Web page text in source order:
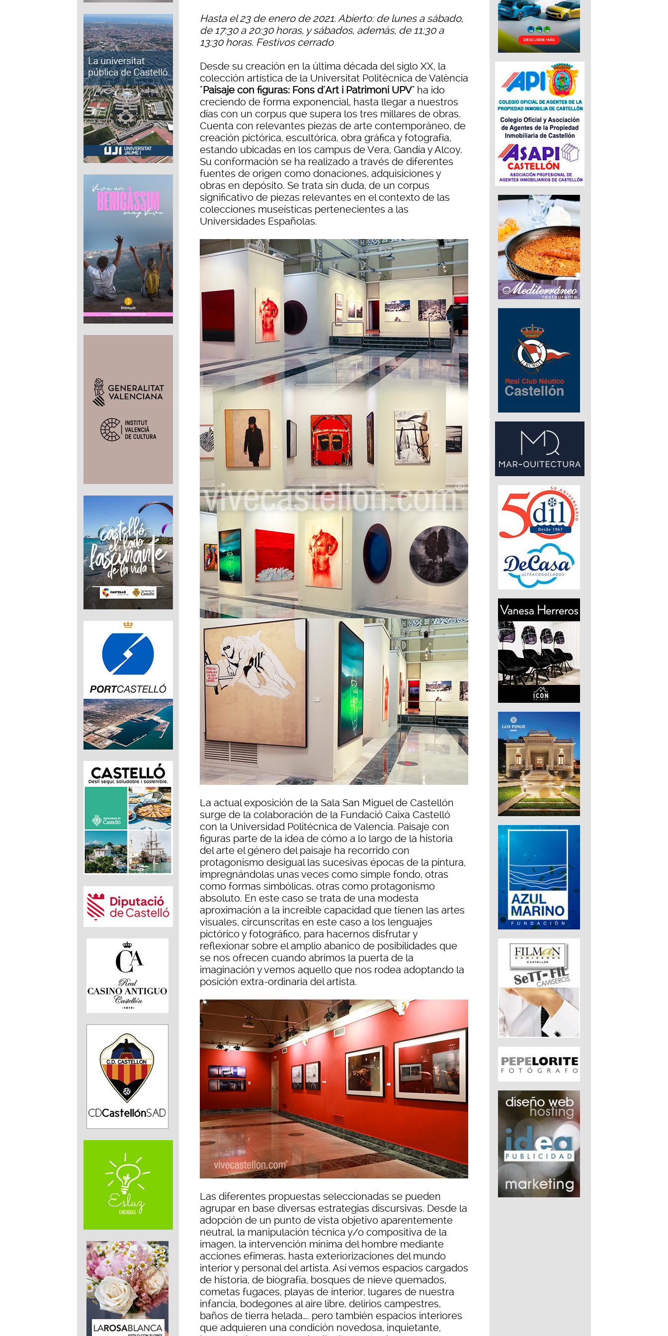
Hasta el 23 de enero de 2021. Abierto: de lunes a sábado,
de 17:30 a 20:30 horas, y sábados, además, de 11:30 a
13:30 horas. Festivos cerrado
Desde su creación en la última década del siglo XX, la
colección artística de la Universitat Politècnica de València
"Paisaje con figuras: Fons d´Art i Patrimoni UPV" ha ido
creciendo de forma exponencial, hasta llegar a nuestros
días con un corpus que supera los tres millares de obras.
Cuenta con relevantes piezas de arte contemporáneo, de
creación pictórica, escultórica, obra gráfica y fotografía,
estando ubicadas en los campus de Vera, Gandía y Alcoy.
Su conformación se ha realizado a través de diferentes
fuentes de origen como donaciones, adquisiciones y
obras en depósito. Se trata sin duda, de un corpus
significativo de piezas relevantes en el contexto de las
colecciones museísticas pertenecientes a las
Universidades Españolas.
La actual exposición de la Sala San Miguel de Castellón
surge de la colaboración de la Fundació Caixa Castelló
con la Universidad Politécnica de Valencia. Paisaje con
figuras parte de la idea de cómo a lo largo de la historia
del arte el género del paisaje ha recorrido con
protagonismo desigual las sucesivas épocas de la pintura,
impregnándolas unas veces como simple fondo, otras
como formas simbólicas, otras como protagonismo
absoluto. En este caso se trata de una modesta
aproximación a la increíble capacidad que tienen las artes
visuales, circunscritas en este caso a los lenguajes
pictórico y fotográfico, para hacernos disfrutar y
reflexionar sobre el amplio abanico de posibilidades que
se nos ofrecen cuando abrimos la puerta de la
imaginación y vemos aquello que nos rodea adoptando la
posición extra-ordinaria del artista.
Las diferentes propuestas seleccionadas se pueden
agrupar en base diversas estrategias discursivas. Desde la
adopción de un punto de vista objetivo aparentemente
neutral, la manipulación técnica y/o compositiva de la
imagen, la intervención mínima del hombre mediante
acciones efímeras, hasta exteriorizaciones del mundo
interior y personal del artista. Así vemos espacios cargados
de historia, de biografía, bosques de nieve quemados,
cometas fugaces, playas de interior, lugares de nuestra
infancia, bodegones al aire libre, delirios campestres,
baños de tierra helada…. pero también espacios interiores
que adquieren una condición novedosa, inquietante,